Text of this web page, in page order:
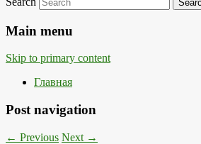
Main menu
Skip to primary content
Главная
Post navigation
← Previous Next →